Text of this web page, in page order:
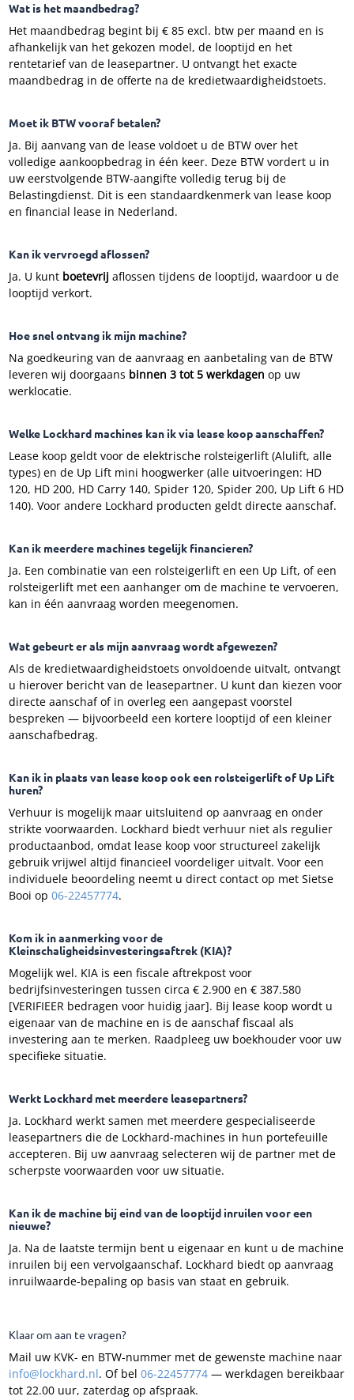
Wat is het maandbedrag?
Het maandbedrag begint bij € 85 excl. btw per maand en is
afhankelijk van het gekozen model, de looptijd en het
rentetarief van de leasepartner. U ontvangt het exacte
maandbedrag in de offerte na de kredietwaardigheidstoets.
Moet ik BTW vooraf betalen?
Ja. Bij aanvang van de lease voldoet u de BTW over het
volledige aankoopbedrag in één keer. Deze BTW vordert u in
uw eerstvolgende BTW-aangifte volledig terug bij de
Belastingdienst. Dit is een standaardkenmerk van lease koop
en financial lease in Nederland.
Kan ik vervroegd aflossen?
Ja. U kunt boetevrij aflossen tijdens de looptijd, waardoor u de
looptijd verkort.
Hoe snel ontvang ik mijn machine?
Na goedkeuring van de aanvraag en aanbetaling van de BTW
leveren wij doorgaans binnen 3 tot 5 werkdagen op uw
werklocatie.
Welke Lockhard machines kan ik via lease koop aanschaffen?
Lease koop geldt voor de elektrische rolsteigerlift (Alulift, alle
types) en de Up Lift mini hoogwerker (alle uitvoeringen: HD
120, HD 200, HD Carry 140, Spider 120, Spider 200, Up Lift 6 HD
140). Voor andere Lockhard producten geldt directe aanschaf.
Kan ik meerdere machines tegelijk financieren?
Ja. Een combinatie van een rolsteigerlift en een Up Lift, of een
rolsteigerlift met een aanhanger om de machine te vervoeren,
kan in één aanvraag worden meegenomen.
Wat gebeurt er als mijn aanvraag wordt afgewezen?
Als de kredietwaardigheidstoets onvoldoende uitvalt, ontvangt
u hierover bericht van de leasepartner. U kunt dan kiezen voor
directe aanschaf of in overleg een aangepast voorstel
bespreken — bijvoorbeeld een kortere looptijd of een kleiner
aanschafbedrag.
Kan ik in plaats van lease koop ook een rolsteigerlift of Up Lift
huren?
Verhuur is mogelijk maar uitsluitend op aanvraag en onder
strikte voorwaarden. Lockhard biedt verhuur niet als regulier
productaanbod, omdat lease koop voor structureel zakelijk
gebruik vrijwel altijd financieel voordeliger uitvalt. Voor een
individuele beoordeling neemt u direct contact op met Sietse
Booi op 06-22457774.
Kom ik in aanmerking voor de
Kleinschaligheidsinvesteringsaftrek (KIA)?
Mogelijk wel. KIA is een fiscale aftrekpost voor
bedrijfsinvesteringen tussen circa € 2.900 en € 387.580
[VERIFIEER bedragen voor huidig jaar]. Bij lease koop wordt u
eigenaar van de machine en is de aanschaf fiscaal als
investering aan te merken. Raadpleeg uw boekhouder voor uw
specifieke situatie.
Werkt Lockhard met meerdere leasepartners?
Ja. Lockhard werkt samen met meerdere gespecialiseerde
leasepartners die de Lockhard-machines in hun portefeuille
accepteren. Bij uw aanvraag selecteren wij de partner met de
scherpste voorwaarden voor uw situatie.
Kan ik de machine bij eind van de looptijd inruilen voor een
nieuwe?
Ja. Na de laatste termijn bent u eigenaar en kunt u de machine
inruilen bij een vervolgaanschaf. Lockhard biedt op aanvraag
inruilwaarde-bepaling op basis van staat en gebruik.
Klaar om aan te vragen?
Mail uw KVK- en BTW-nummer met de gewenste machine naar
info@lockhard.nl. Of bel 06-22457774— werkdagen bereikbaar
tot 22.00 uur, zaterdag op afspraak.